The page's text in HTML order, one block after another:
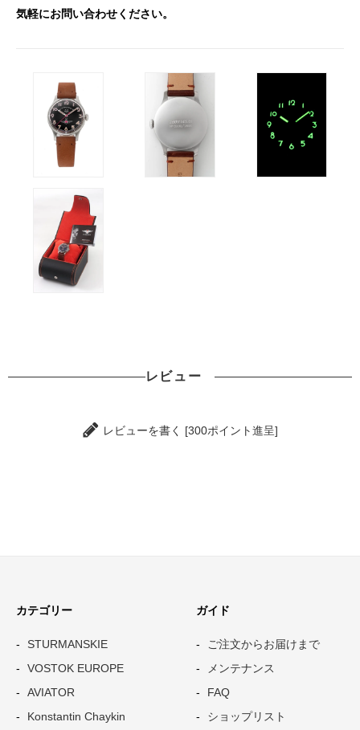
気軽にお問い合わせください。
レビュー
レビューを書く [300ポイント進呈]
カテゴリー
STURMANSKIE
VOSTOK EUROPE
AVIATOR
Konstantin Chaykin
ガイド
ご注文からお届けまで
メンテナンス
FAQ
ショップリスト